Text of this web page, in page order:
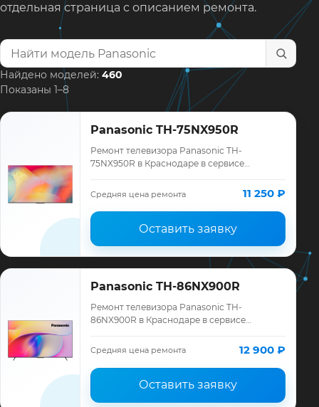
отдельная страница с описанием ремонта.
Найти модель телевизора
Найдено моделей: 460
Показаны 1–8
Panasonic TH-75NX950R
Ремонт телевизора Panasonic TH-
75NX950R в Краснодаре в сервисе
Panasonic, смета до ремонта, запчасти и
гарантия до 12 мес…
Средняя цена ремонта 11 250 ₽
Оставить заявку
Panasonic TH-86NX900R
Ремонт телевизора Panasonic TH-
86NX900R в Краснодаре в сервисе
Panasonic, смета до ремонта, запчасти и
Средняя цена ремонта 12 900 ₽
Оставить заявку